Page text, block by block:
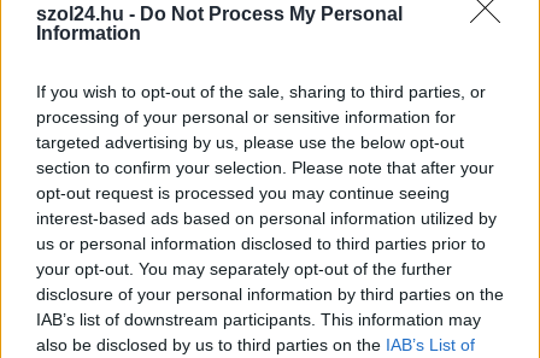
szol24.hu - Do Not Process My Personal
Information
If you wish to opt-out of the sale, sharing to third parties, or
processing of your personal or sensitive information for
targeted advertising by us, please use the below opt-out
section to confirm your selection. Please note that after your
opt-out request is processed you may continue seeing
interest-based ads based on personal information utilized by
us or personal information disclosed to third parties prior to
your opt-out. You may separately opt-out of the further
disclosure of your personal information by third parties on the
IAB’s list of downstream participants. This information may
also be disclosed by us to third parties on the IAB’s List of
2026.08.06. Horváth Zsolt